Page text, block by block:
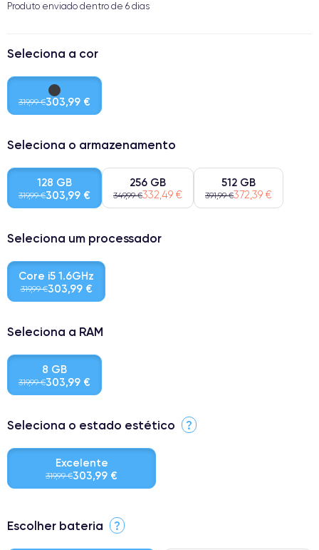
Produto enviado dentro de 6 dias
Seleciona a cor
319,99 €303,99 €
Seleciona o armazenamento
128 GB
319,99 €303,99 €
256 GB
349,99 €332,49 €
512 GB
391,99 €372,39 €
Seleciona um processador
Core i5 1.6GHz
319,99 €303,99 €
Seleciona a RAM
8 GB
319,99 €303,99 €
Seleciona o estado estético ?
Excelente
319,99 €303,99 €
⭐ Premium
Escolher bateria ?